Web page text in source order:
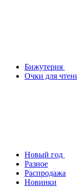
Бижутерия
Очки для
Новый год
Разное
Распродажа
Новинки